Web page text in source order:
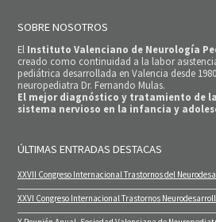
SOBRE NOSOTROS
El Instituto Valenciano de Neurología
creado como continuidad a la labor
pediátrica desarrollada en Valencia desde
neuropediatra Dr. Fernando Mulas.
El mejor diagnóstico y tratamiento de
sistema nervioso en la infancia y
ÚLTIMAS ENTRADAS DESTACAS
XXVII Congreso Internacional Trastornos del
XXVI Congreso Internacional Trastornos